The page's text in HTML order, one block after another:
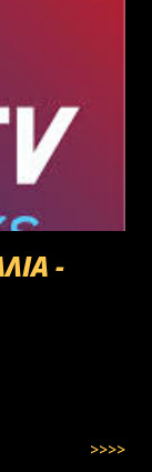
-
>>>>